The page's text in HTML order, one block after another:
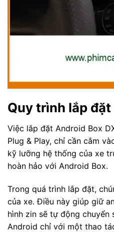
Quy trình lắp
Việc lắp đặt Android Box
Plug & Play, chỉ cần cắm
kỹ lưỡng hệ thống của xe
hoàn hảo với Android Box.
Trong quá trình lắp đặt,
của xe. Điều này giúp giữ
hình zin sẽ tự động
Android chỉ với một thao